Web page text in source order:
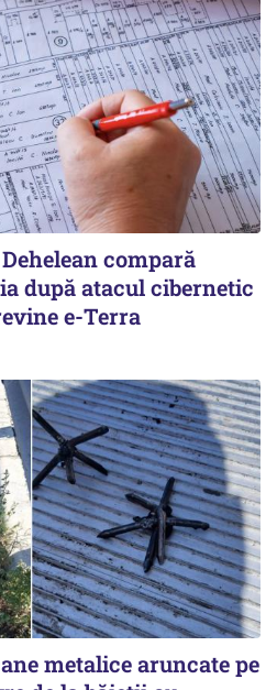
compară
după atacul cibernetic
e-Terra
metalice aruncate pe